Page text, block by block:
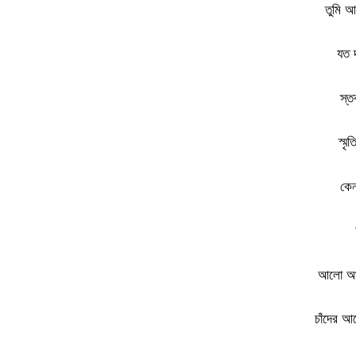
তুমি
যত
আলো
চাঁদের